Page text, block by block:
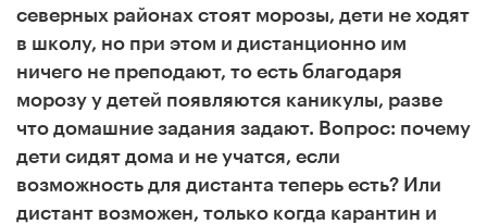
северных районах стоят морозы, дети не ходят
в школу, но при этом и дистанционно им
ничего не преподают, то есть благодаря
морозу у детей появляются каникулы, разве
что домашние задания задают. Вопрос: почему
дети сидят дома и не учатся, если
возможность для дистанта теперь есть? Или
дистант возможен, только когда карантин и